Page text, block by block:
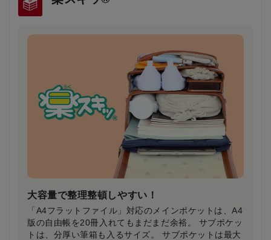
雨の日や薄暗い夕方でもドライバーの注意を引
き安全・安心
雨で視界が悪い日や夕暮れ時に、ランドセルのふちが
ピカッと光り、ドライバーの注意を引きます。
大容量で整理整頓しやすい！
「A4フラットファイル」対応のメインポケットは、A4
版の自由帳を20冊入れてもまだまだ余裕。 サブポケッ
トは、分厚い筆箱も入るサイズ。 サブポケットは最大